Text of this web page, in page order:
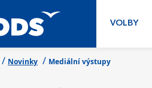
VOLBY
/ Novinky / Mediální výstupy